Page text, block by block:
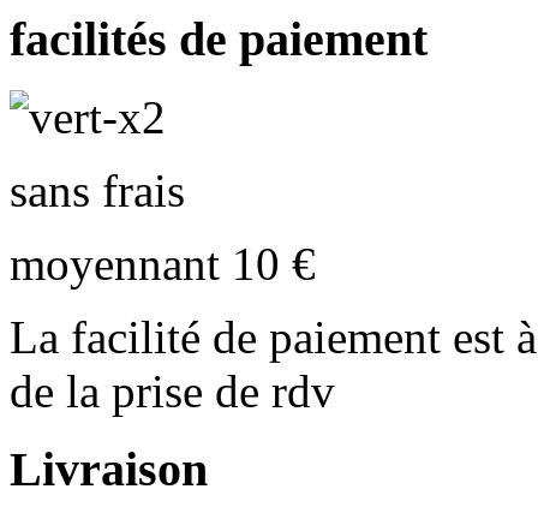
facilités de paiement
sans frais
moyennant 10 €
La facilité de paiement est
de la prise de rdv
Livraison